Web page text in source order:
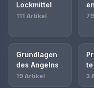
Lockmittel
111 Artikel
en
Grundlagen
des Angelns
19 Artikel
te
3